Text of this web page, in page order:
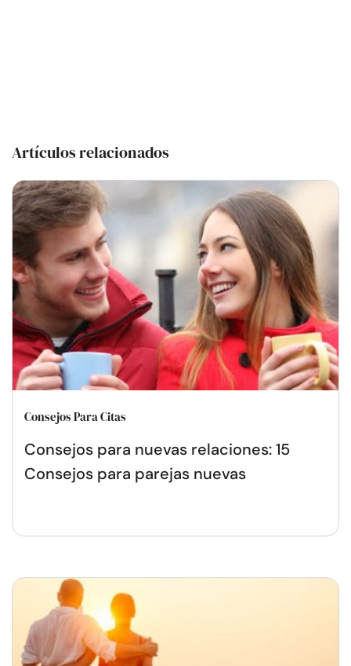
Artículos relacionados
Consejos Para Citas
Consejos para nuevas relaciones: 15
Consejos para parejas nuevas